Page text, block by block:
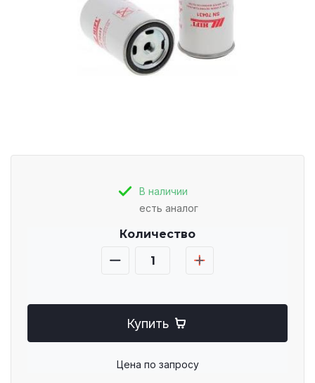
В наличии
есть аналог
Количество
Купить
Цена по запросу